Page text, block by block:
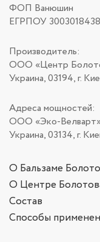
ФОП Ванюшин
ЕГРПОУ 3003018438
Производитель:
ООО «Центр
Украина, 03194, г.
Адреса мощностей:
ООО «Эко-
Украина, 03134, г.
О Бальзаме
О Центре
Состав
Способы